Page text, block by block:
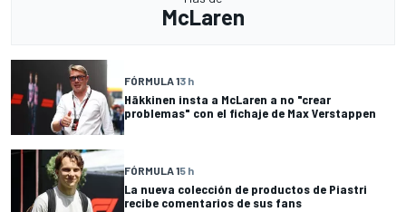
McLaren
FÓRMULA 13 h
Häkkinen insta a McLaren a no "crear
problemas" con el fichaje de Max Verstappen
FÓRMULA 15 h
La nueva colección de productos de Piastri
recibe comentarios de sus fans